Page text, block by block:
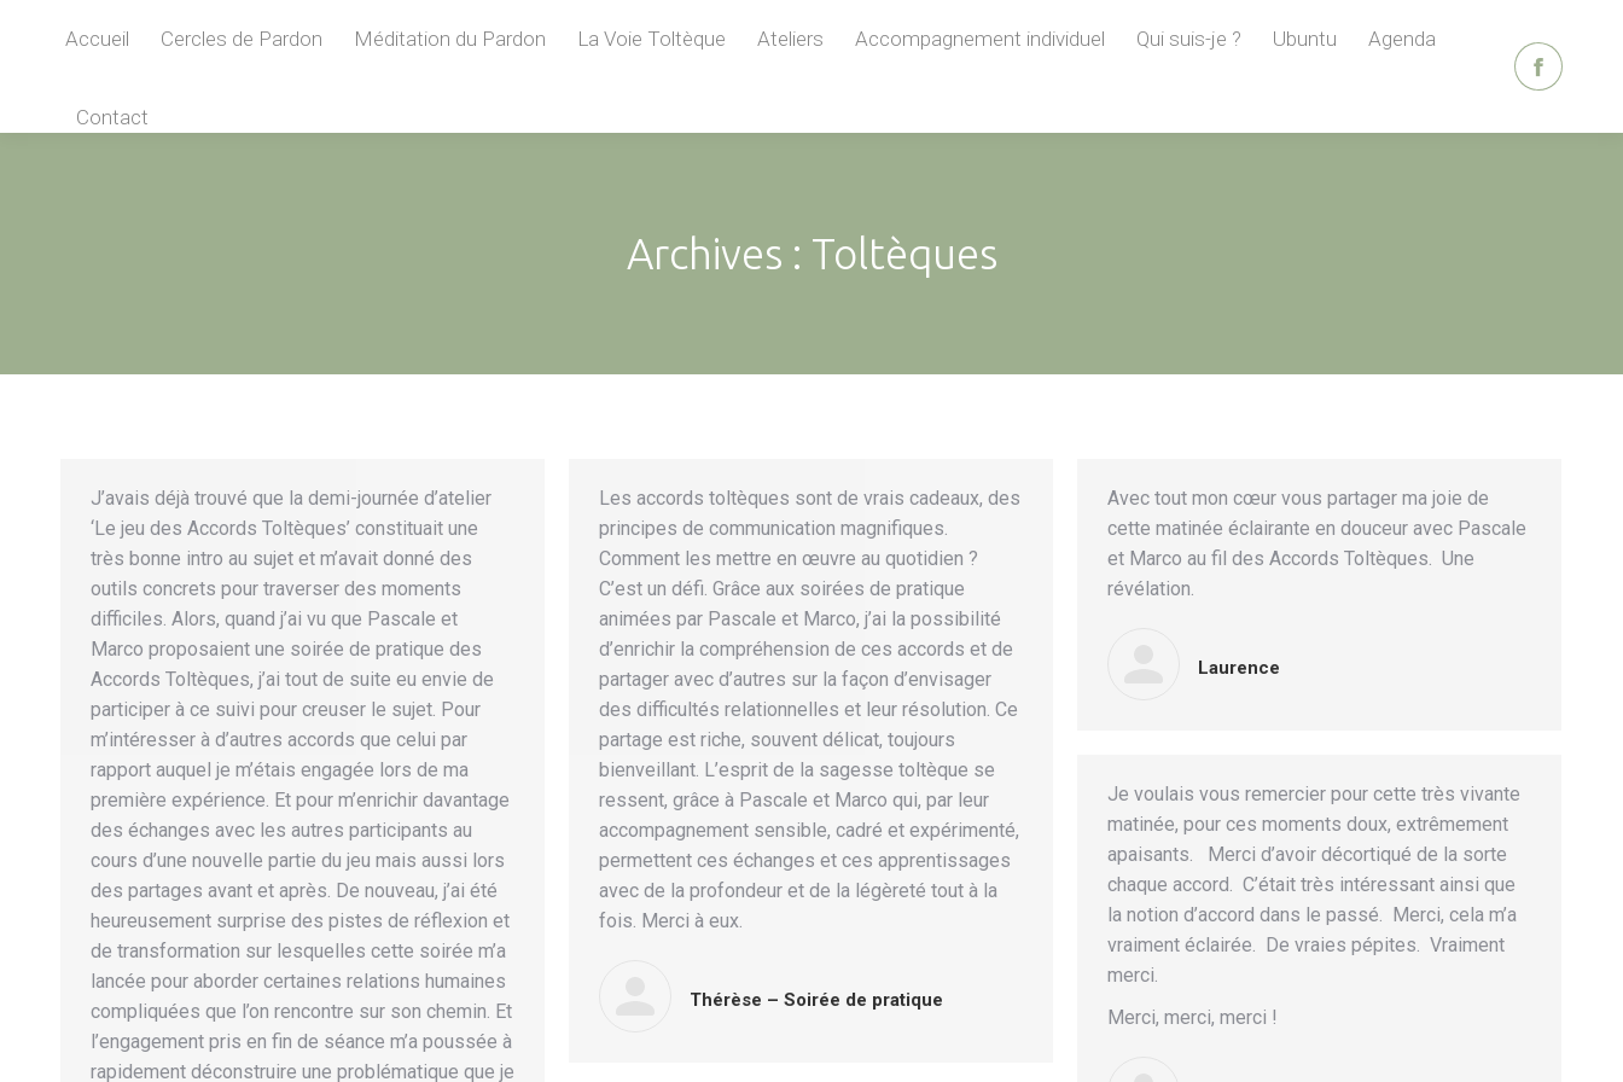
Accueil Cercles de Pardon Méditation du Pardon La Voie Toltèque Ateliers Accompagnement individuel Qui suis-je ? Ubuntu Agenda
Contact
La
page
nouvelle
Archives : Toltèques
J’avais déjà trouvé que la demi-journée d’atelier
‘Le jeu des Accords Toltèques’ constituait une
très bonne intro au sujet et m’avait donné des
outils concrets pour traverser des moments
difficiles. Alors, quand j’ai vu que Pascale et
Marco proposaient une soirée de pratique des
Accords Toltèques, j’ai tout de suite eu envie de
participer à ce suivi pour creuser le sujet. Pour
m’intéresser à d’autres accords que celui par
rapport auquel je m’étais engagée lors de ma
première expérience. Et pour m’enrichir davantage
des échanges avec les autres participants au
cours d’une nouvelle partie du jeu mais aussi lors
des partages avant et après. De nouveau, j’ai été
heureusement surprise des pistes de réflexion et
de transformation sur lesquelles cette soirée m’a
lancée pour aborder certaines relations humaines
compliquées que l’on rencontre sur son chemin. Et
l’engagement pris en fin de séance m’a poussée à
rapidement déconstruire une problématique que je
Les accords toltèques sont de vrais cadeaux, des
principes de communication magnifiques.
Comment les mettre en œuvre au quotidien ?
C’est un défi. Grâce aux soirées de pratique
animées par Pascale et Marco, j’ai la possibilité
d’enrichir la compréhension de ces accords et de
partager avec d’autres sur la façon d’envisager
des difficultés relationnelles et leur résolution. Ce
partage est riche, souvent délicat, toujours
bienveillant. L’esprit de la sagesse toltèque se
ressent, grâce à Pascale et Marco qui, par leur
accompagnement sensible, cadré et expérimenté,
permettent ces échanges et ces apprentissages
avec de la profondeur et de la légèreté tout à la
fois. Merci à eux.
Thérèse – Soirée de pratique
Avec tout mon cœur vous partager ma joie de
cette matinée éclairante en douceur avec Pascale
et Marco au fil des Accords Toltèques. Une
révélation.
Laurence
Je voulais vous remercier pour cette très vivante
matinée, pour ces moments doux, extrêmement
apaisants. Merci d’avoir décortiqué de la sorte
chaque accord. C’était très intéressant ainsi que
la notion d’accord dans le passé. Merci, cela m’a
vraiment éclairée. De vraies pépites. Vraiment
merci.
Merci, merci, merci !